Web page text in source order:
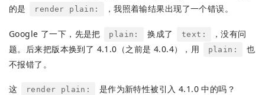
的是
render plain: ，我照着输结果出现了一个错误。
Google 了一下，先是把 plain: 换成了 text:
，没有问
题。后来把版本换到了 4.1.0（之前是 4.0.4），用
plain:
也
不报错了。
这 render plain: 是作为新特性被引入 4.1.0 中的吗？